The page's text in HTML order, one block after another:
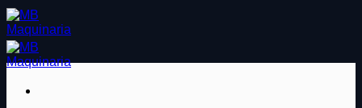
Passer
au
contenu